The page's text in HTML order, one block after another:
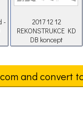
-
2017 12 12
REKONSTRUKCE KD
DB koncept
and convert